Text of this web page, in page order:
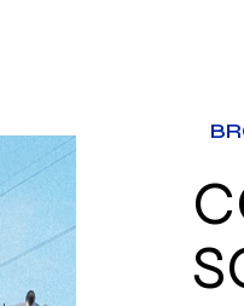
COUVERTURE DE